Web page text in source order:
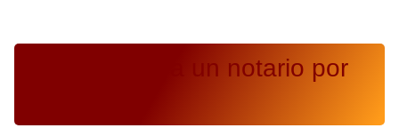
Cuanto cobra un notario por